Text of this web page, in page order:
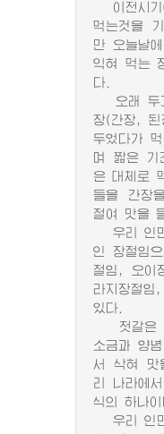
이전시기
먹는것을
만 오늘날
익혀 먹는
다.
오래 두
장(간장,
두었다가
며 짧은 기
은 대체로
들을 간장
절여 맛을
우리 인민
인 장절임
절임, 오이
라지장절임
있다.
젓갈은
소금과 양
서 삭혀 맛
리 나라에
식의 하나이
우리 인민